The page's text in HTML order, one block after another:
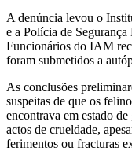
A denúncia levou o
e a Polícia de
Funcionários do IAM
foram submetidos a
As conclusões
suspeitas de que os
encontrava em estado
actos de crueldade,
ferimentos ou fracturas